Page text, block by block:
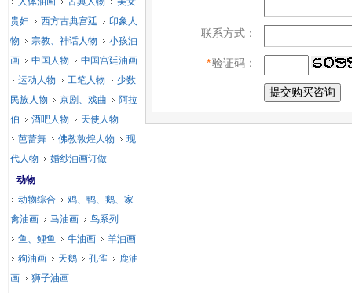
联系方式：
*验证码：
贵妇
西方古典宫廷
印象人
物
宗教、神话人物
小孩油
画
中国人物
中国宫廷油画
运动人物
工笔人物
少数
民族人物
京剧、戏曲
阿拉
伯
酒吧人物
天使人物
芭蕾舞
佛教敦煌人物
现
代人物
婚纱油画订做
动物
动物综合
鸡、鸭、鹅、家
禽油画
马油画
鸟系列
鱼、鲤鱼
牛油画
羊油画
狗油画
天鹅 孔雀
鹿油
画
狮子油画